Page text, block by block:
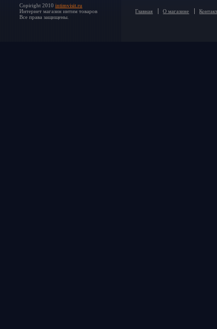
Copiright 2010 intimvisit.ru
Интернет магазин интим товаров
Все права защищены.
Главная О магазине